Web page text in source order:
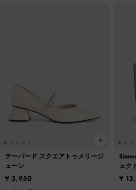
テーパード スクエアトゥメリージ
ェーン
¥ 3,950
ェク
¥